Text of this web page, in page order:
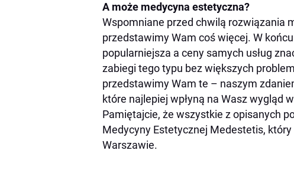
A może medycyna estetyczna?
Wspomniane przed chwilą rozwiązania
przedstawimy Wam coś więcej. W
popularniejsza a ceny samych usług
zabiegi tego typu bez większych
przedstawimy Wam te – naszym
które najlepiej wpłyną na Wasz wygląd
Pamiętajcie, że wszystkie z opisanych
Medycyny Estetycznej Medestetis,
Warszawie.